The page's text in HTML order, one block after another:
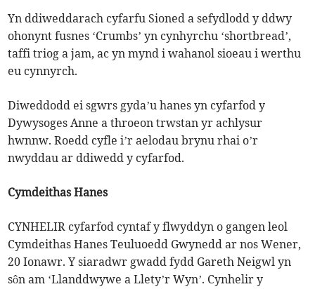
Yn ddiweddarach cyfarfu Sioned a sefydlodd y ddwy
ohonynt fusnes ‘Crumbs’ yn cynhyrchu ‘shortbread’,
taffi triog a jam, ac yn mynd i wahanol sioeau i werthu
eu cynnyrch.
Diweddodd ei sgwrs gyda’u hanes yn cyfarfod y
Dywysoges Anne a throeon trwstan yr achlysur
hwnnw. Roedd cyfle i’r aelodau brynu rhai o’r
nwyddau ar ddiwedd y cyfarfod.
Cymdeithas Hanes
CYNHELIR cyfarfod cyntaf y flwyddyn o gangen leol
Cymdeithas Hanes Teuluoedd Gwynedd ar nos Wener,
20 Ionawr. Y siaradwr gwadd fydd Gareth Neigwl yn
sôn am ‘Llanddwywe a Llety’r Wyn’. Cynhelir y